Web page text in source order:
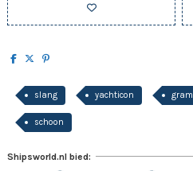
slang yachticon gram
schoon
Shipsworld.nl bied: